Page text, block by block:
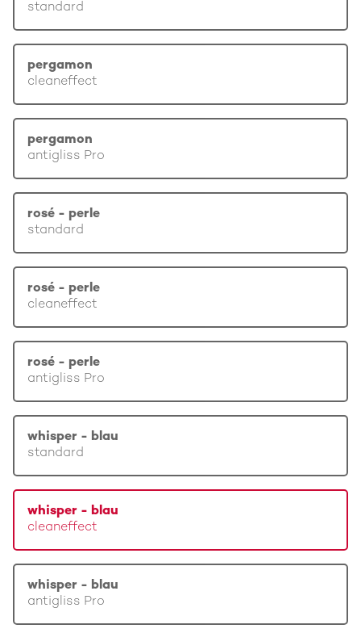
standard
pergamon
cleaneffect
pergamon
antigliss Pro
rosé - perle
standard
rosé - perle
cleaneffect
rosé - perle
antigliss Pro
whisper - blau
standard
whisper - blau
cleaneffect
whisper - blau
antigliss Pro